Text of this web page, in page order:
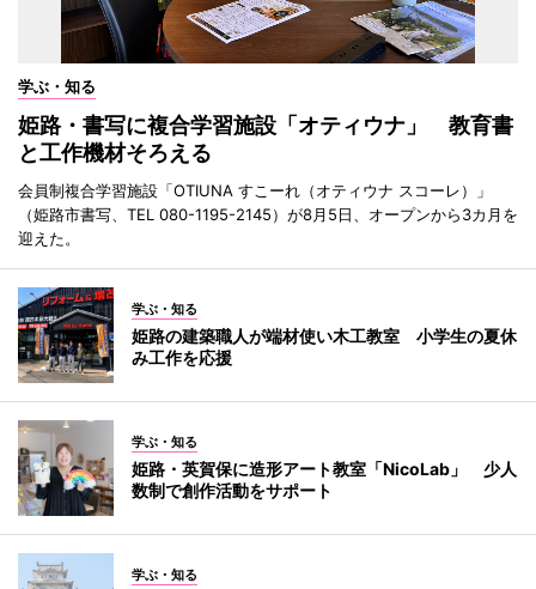
学ぶ・知る
姫路・書写に複合学習施設「オティウナ」 教育書
と工作機材そろえる
会員制複合学習施設「OTIUNA すこーれ（オティウナ スコーレ）」
（姫路市書写、TEL 080-1195-2145）が8月5日、オープンから3カ月を
迎えた。
学ぶ・知る
姫路の建築職人が端材使い木工教室 小学生の夏休
み工作を応援
学ぶ・知る
姫路・英賀保に造形アート教室「NicoLab」 少人
数制で創作活動をサポート
学ぶ・知る